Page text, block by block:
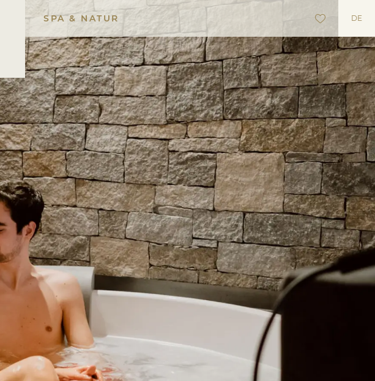
SPA & NATUR
Lac Salin Spa
Essenz Der Alpen
Unsere Kräuterapotheke
Unsere Kosmetiklinie
Massagen & Behandlungen
SPA Suite
Private Spa
Day Spa
Was man in Livigno unternehmen kann
Weekly program
Fitness & Yoga
Wandern & Bergsteigen
Biken & E-Biken
DE